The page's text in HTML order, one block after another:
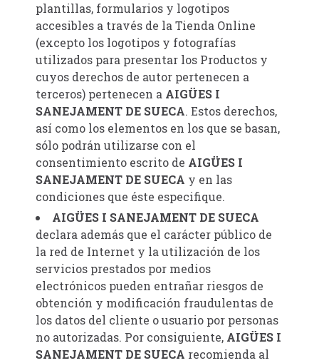
plantillas, formularios y logotipos
accesibles a través de la Tienda Online
(excepto los logotipos y fotografías
utilizados para presentar los Productos y
cuyos derechos de autor pertenecen a
terceros) pertenecen a AIGÜES I
SANEJAMENT DE SUECA. Estos derechos,
así como los elementos en los que se basan,
sólo podrán utilizarse con el
consentimiento escrito de AIGÜES I
SANEJAMENT DE SUECA y en las
condiciones que éste especifique.
AIGÜES I SANEJAMENT DE SUECA
declara además que el carácter público de
la red de Internet y la utilización de los
servicios prestados por medios
electrónicos pueden entrañar riesgos de
obtención y modificación fraudulentas de
los datos del cliente o usuario por personas
no autorizadas. Por consiguiente, AIGÜES I
SANEJAMENT DE SUECA recomienda al